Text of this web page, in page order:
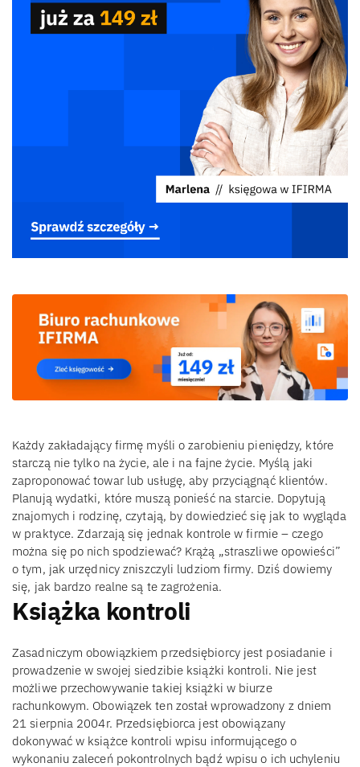
Każdy zakładający firmę myśli o zarobieniu pieniędzy, które
starczą nie tylko na życie, ale i na fajne życie. Myślą jaki
zaproponować towar lub usługę, aby przyciągnąć klientów.
Planują wydatki, które muszą ponieść na starcie. Dopytują
znajomych i rodzinę, czytają, by dowiedzieć się jak to wygląda
w praktyce. Zdarzają się jednak kontrole w firmie – czego
można się po nich spodziewać? Krążą „straszliwe opowieści”
o tym, jak urzędnicy zniszczyli ludziom firmy. Dziś dowiemy
się, jak bardzo realne są te zagrożenia.
Książka kontroli
Zasadniczym obowiązkiem przedsiębiorcy jest posiadanie i
prowadzenie w swojej siedzibie książki kontroli. Nie jest
możliwe przechowywanie takiej książki w biurze
rachunkowym. Obowiązek ten został wprowadzony z dniem
21 sierpnia 2004r. Przedsiębiorca jest obowiązany
dokonywać w książce kontroli wpisu informującego o
wykonaniu zaleceń pokontrolnych bądź wpisu o ich uchyleniu